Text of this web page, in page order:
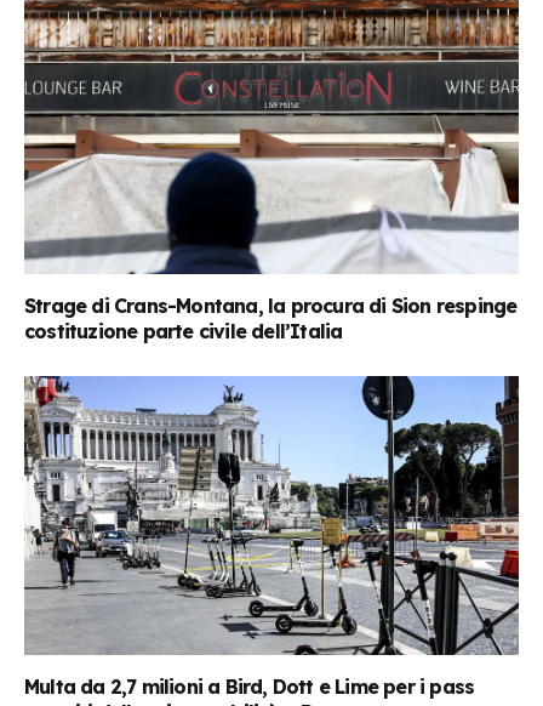
Strage di Crans-Montana, la procura di Sion respinge
costituzione parte civile dell’Italia
Multa da 2,7 milioni a Bird, Dott e Lime per i pass